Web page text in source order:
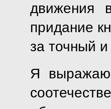
движения
придание
за точный
Я выражаю